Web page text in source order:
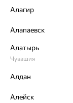
Цвет металла:
Проба:
Виды дизайна
Доставка и оплата
Алагир
Алапаевск
Алатырь
Чувашия
Алдан
Алейск